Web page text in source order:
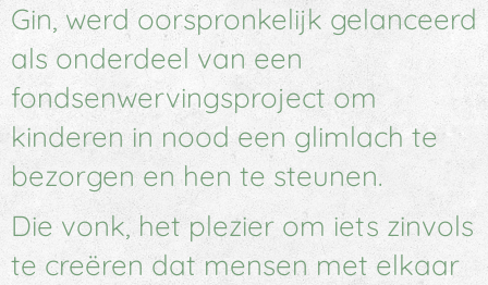
Gin, werd oorspronkelijk gelanceerd
als onderdeel van een
fondsenwervingsproject om
kinderen in nood een glimlach te
bezorgen en hen te steunen.
Die vonk, het plezier om iets zinvols
te creëren dat mensen met elkaar